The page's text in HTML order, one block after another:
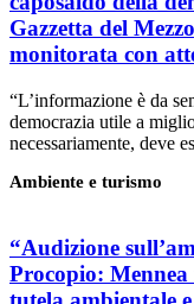
Gazzetta del
monitorata con
“L’informazione è da
democrazia utile a
necessariamente, deve
Ambiente e turismo
“Audizione
Procopio: